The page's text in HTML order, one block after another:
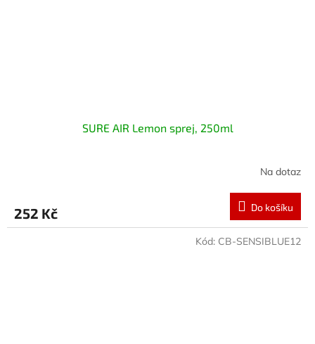
SURE AIR Lemon sprej, 250ml
Na dotaz
252 Kč Do košíku
Kód: CB-SENSIBLUE12